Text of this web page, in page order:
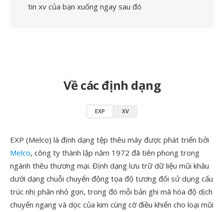
tin xv của bạn xuống ngay sau đó
Về các định dạng
EXP XV
EXP (Melco) là định dạng tệp thêu máy được phát triển bởi
Melco, công ty thành lập năm 1972 đã tiên phong trong
ngành thêu thương mại. Định dạng lưu trữ dữ liệu mũi khâu
dưới dạng chuỗi chuyển động tọa độ tương đối sử dụng cấu
trúc nhị phân nhỏ gọn, trong đó mỗi bản ghi mã hóa độ dịch
chuyển ngang và dọc của kim cùng cờ điều khiển cho loại mũi